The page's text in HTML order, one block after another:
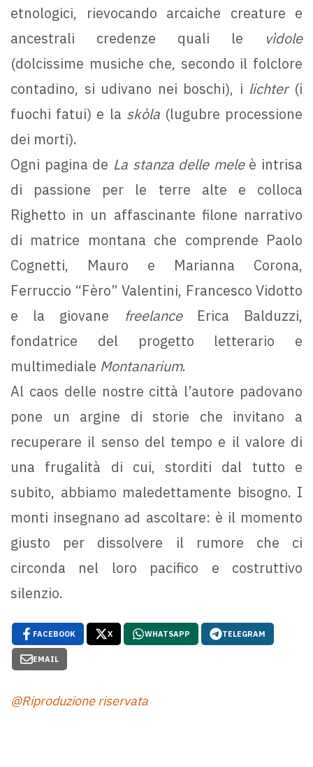
etnologici, rievocando arcaiche creature e
ancestrali credenze quali le
vìdole
(dolcissime musiche che, secondo il folclore
contadino, si udivano nei boschi), i lichter(i
fuochi fatui) e la skòla(lugubre processione
dei morti).
Ogni pagina de La stanza delle meleè intrisa
di passione per le terre alte e colloca
Righetto in un affascinante filone narrativo
di matrice montana che comprende Paolo
Cognetti, Mauro e Marianna Corona,
Ferruccio “Fèro” Valentini, Francesco Vidotto
e la giovane freelanceErica Balduzzi,
fondatrice del progetto letterario e
multimediale Montanarium.
Al caos delle nostre città l’autore padovano
pone un argine di storie che invitano a
recuperare il senso del tempo e il valore di
una frugalità di cui, storditi dal tutto e
subito, abbiamo maledettamente bisogno. I
monti insegnano ad ascoltare: è il momento
giusto per dissolvere il rumore che ci
circonda nel loro pacifico e costruttivo
silenzio.
FACEBOOK X WHATSAPP TELEGRAM
EMAIL
@Riproduzione riservata